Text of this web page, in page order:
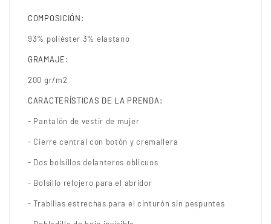
COMPOSICIÓN:
93% poliéster 3% elastano
GRAMAJE:
200 gr/m2
CARACTERÍSTICAS DE LA PRENDA:
- Pantalón de vestir de mujer
- Cierre central con botón y cremallera
- Dos bolsillos delanteros oblicuos
- Bolsillo relojero para el abridor
- Trabillas estrechas para el cinturón sin pespuntes